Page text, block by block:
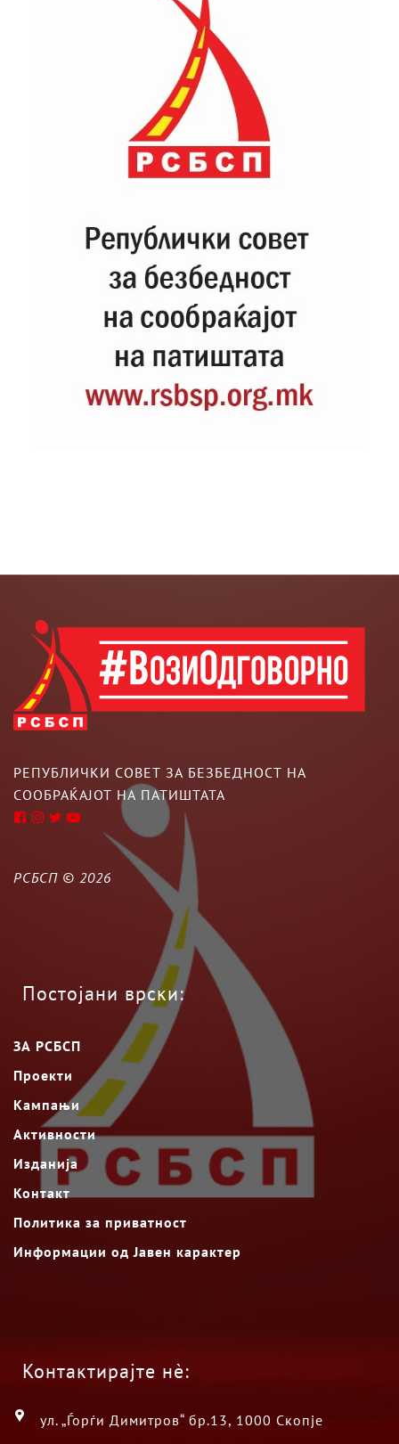
РЕПУБЛИЧКИ СОВЕТ ЗА БЕЗБЕДНОСТ НА
СООБРАЌАЈОТ НА ПАТИШТАТА
РСБСП © 2026
Постојани врски:
ЗА РСБСП
Проекти
Кампањи
Активности
Изданија
Контакт
Политика за приватност
Информации од Јавен карактер
Контактирајте нè:
ул. „Ѓорѓи Димитров“ бр.13, 1000 Скопје